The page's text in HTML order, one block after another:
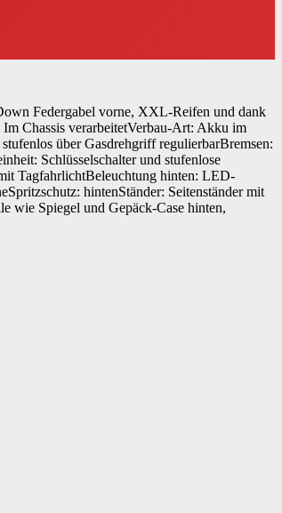
Federgabel vorne, XXL-Reifen und dank
Chassis verarbeitetVerbau-Art: Akku im
über Gasdrehgriff regulierbarBremsen:
Schlüsselschalter und stufenlose
TagfahrlichtBeleuchtung hinten: LED-
hintenStänder: Seitenständer mit
wie Spiegel und Gepäck-Case hinten,